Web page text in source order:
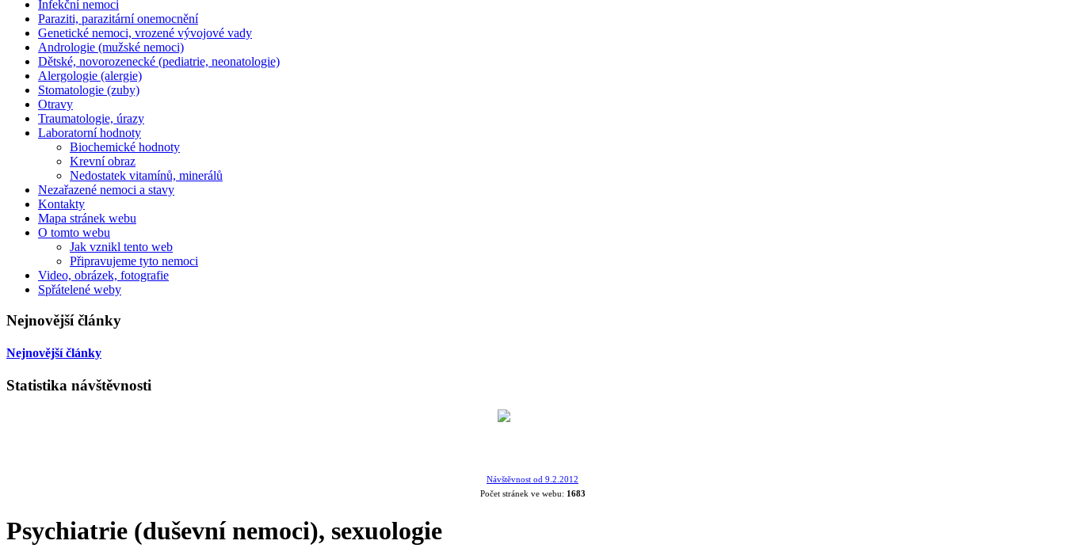
Infekční nemoci
Paraziti, parazitární onemocnění
Genetické nemoci, vrozené vývojové vady
Andrologie (mužské nemoci)
Dětské, novorozenecké (pediatrie, neonatologie)
Alergologie (alergie)
Stomatologie (zuby)
Otravy
Traumatologie, úrazy
Laboratorní hodnoty
Biochemické hodnoty
Krevní obraz
Nedostatek vitamínů, minerálů
Nezařazené nemoci a stavy
Kontakty
Mapa stránek webu
O tomto webu
Jak vznikl tento web
Připravujeme tyto nemoci
Video, obrázek, fotografie
Spřátelené weby
Nejnovější články
Nejnovější články
Statistika návštěvnosti
Návštěvnost od 9.2.2012
Počet stránek ve webu: 1683
Psychiatrie (duševní nemoci), sexuologie